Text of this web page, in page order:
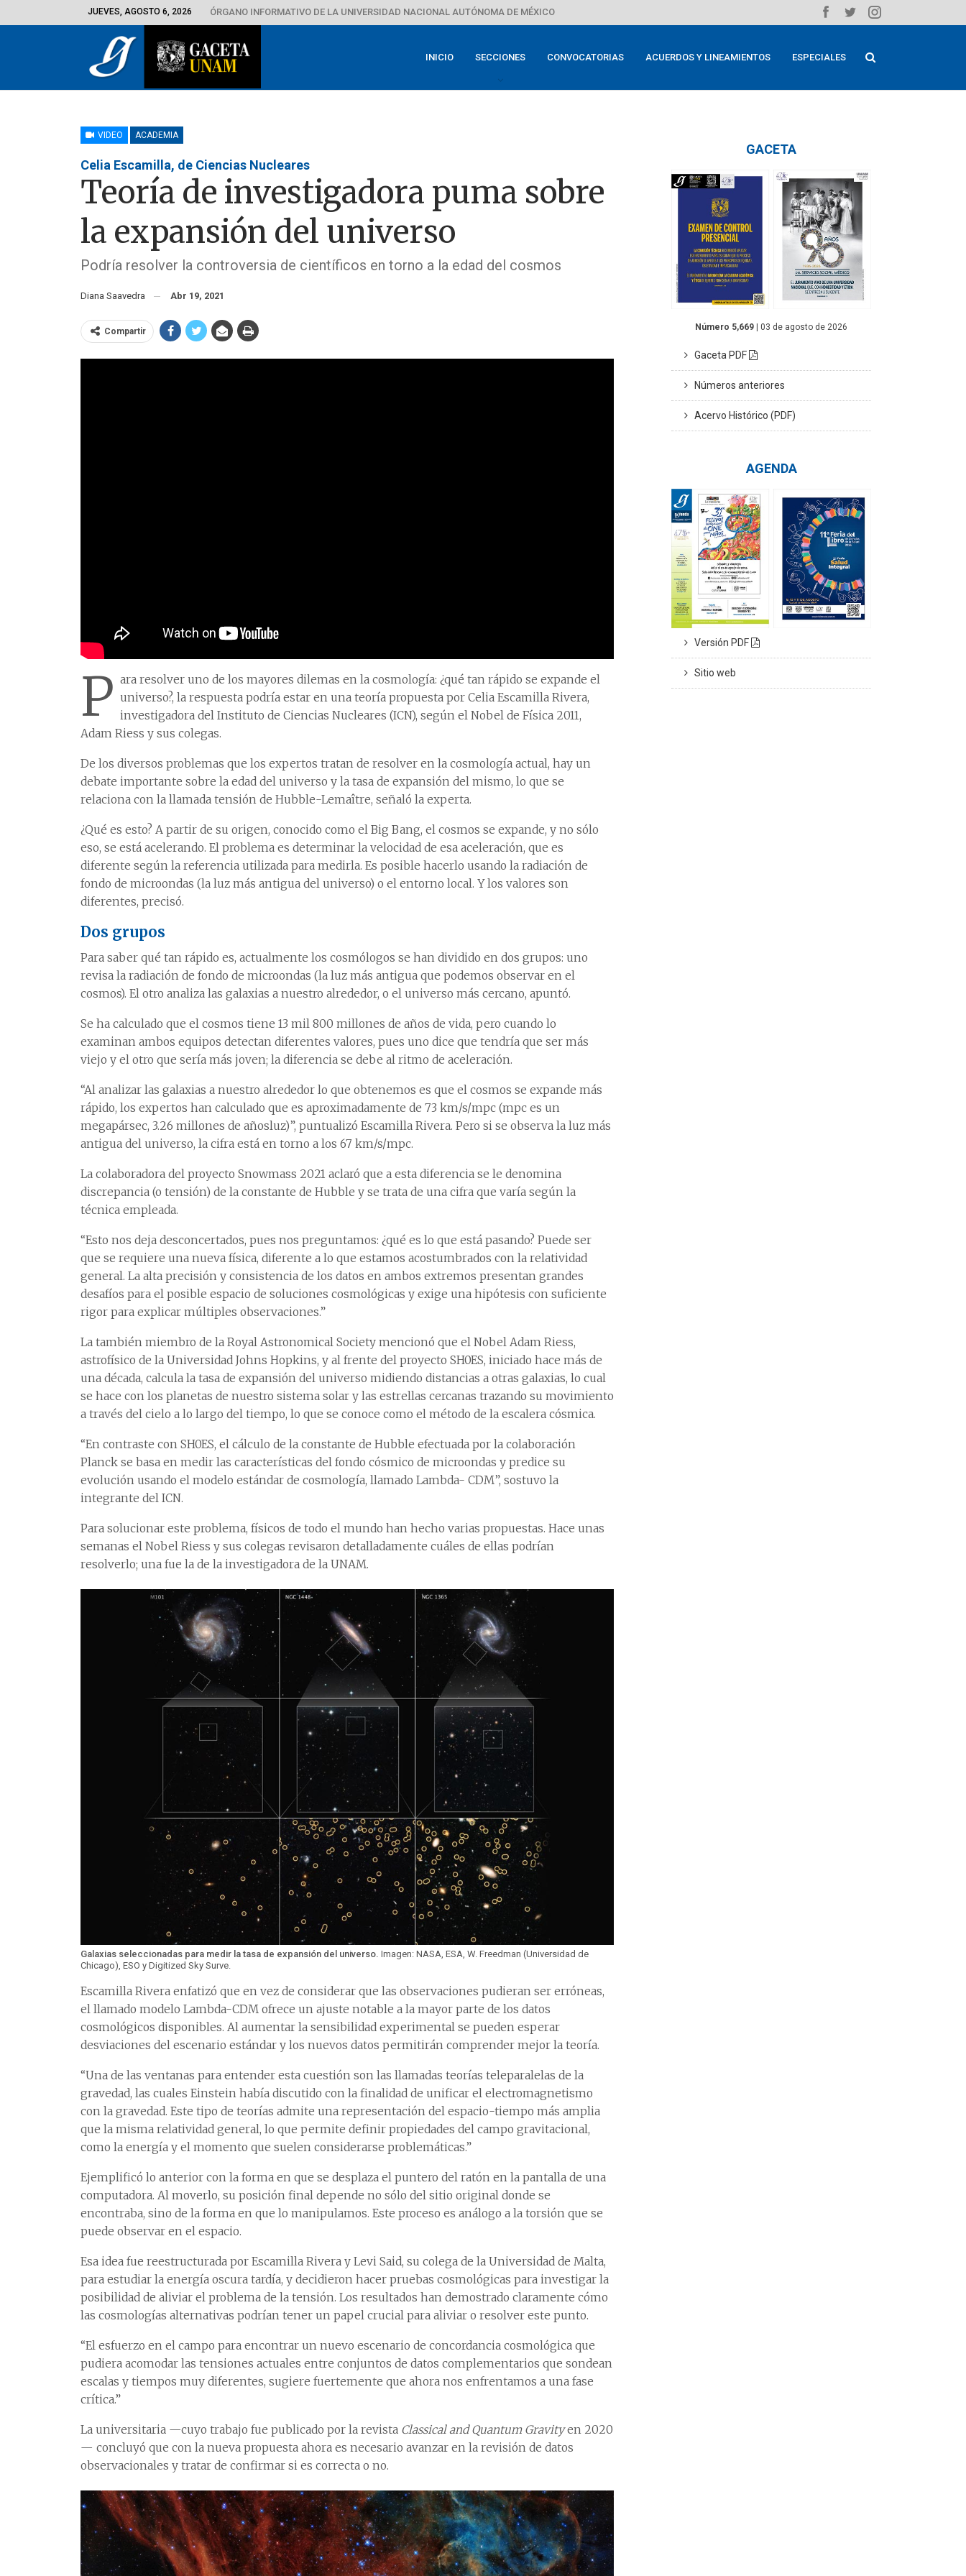
JUEVES, AGOSTO 6, 2026 ÓRGANO INFORMATIVO DE LA UNIVERSIDAD NACIONAL AUTÓNOMA DE MÉXICO
INICIO SECCIONES CONVOCATORIAS ACUERDOS Y LINEAMIENTOS ESPECIALES
VIDEO ACADEMIA
Celia Escamilla, de Ciencias Nucleares
Teoría de investigadora puma sobre
la expansión del universo
Podría resolver la controversia de científicos en torno a la edad del cosmos
Diana Saavedra Abr 19, 2021
Compartir
P ara resolver uno de los mayores dilemas en la cosmología: ¿qué tan rápido se expande el
universo?, la respuesta podría estar en una teoría propuesta por Celia Escamilla Rivera,
investigadora del Instituto de Ciencias Nucleares (ICN), según el Nobel de Física 2011,
Adam Riess y sus colegas.
De los diversos problemas que los expertos tratan de resolver en la cosmología actual, hay un
debate importante sobre la edad del universo y la tasa de expansión del mismo, lo que se
relaciona con la llamada tensión de Hubble-Lemaître, señaló la experta.
¿Qué es esto? A partir de su origen, conocido como el Big Bang, el cosmos se expande, y no sólo
eso, se está acelerando. El problema es determinar la velocidad de esa aceleración, que es
diferente según la referencia utilizada para medirla. Es posible hacerlo usando la radiación de
fondo de microondas (la luz más antigua del universo) o el entorno local. Y los valores son
diferentes, precisó.
Dos grupos
Para saber qué tan rápido es, actualmente los cosmólogos se han dividido en dos grupos: uno
revisa la radiación de fondo de microondas (la luz más antigua que podemos observar en el
cosmos). El otro analiza las galaxias a nuestro alrededor, o el universo más cercano, apuntó.
Se ha calculado que el cosmos tiene 13 mil 800 millones de años de vida, pero cuando lo
examinan ambos equipos detectan diferentes valores, pues uno dice que tendría que ser más
viejo y el otro que sería más joven; la diferencia se debe al ritmo de aceleración.
“Al analizar las galaxias a nuestro alrededor lo que obtenemos es que el cosmos se expande más
rápido, los expertos han calculado que es aproximadamente de 73 km/s/mpc (mpc es un
megapársec, 3.26 millones de añosluz)”, puntualizó Escamilla Rivera. Pero si se observa la luz más
antigua del universo, la cifra está en torno a los 67 km/s/mpc.
La colaboradora del proyecto Snowmass 2021 aclaró que a esta diferencia se le denomina
discrepancia (o tensión) de la constante de Hubble y se trata de una cifra que varía según la
técnica empleada.
“Esto nos deja desconcertados, pues nos preguntamos: ¿qué es lo que está pasando? Puede ser
que se requiere una nueva física, diferente a lo que estamos acostumbrados con la relatividad
general. La alta precisión y consistencia de los datos en ambos extremos presentan grandes
desafíos para el posible espacio de soluciones cosmológicas y exige una hipótesis con suficiente
rigor para explicar múltiples observaciones.”
La también miembro de la Royal Astronomical Society mencionó que el Nobel Adam Riess,
astrofísico de la Universidad Johns Hopkins, y al frente del proyecto SH0ES, iniciado hace más de
una década, calcula la tasa de expansión del universo midiendo distancias a otras galaxias, lo cual
se hace con los planetas de nuestro sistema solar y las estrellas cercanas trazando su movimiento
a través del cielo a lo largo del tiempo, lo que se conoce como el método de la escalera cósmica.
“En contraste con SH0ES, el cálculo de la constante de Hubble efectuada por la colaboración
Planck se basa en medir las características del fondo cósmico de microondas y predice su
evolución usando el modelo estándar de cosmología, llamado Lambda- CDM”, sostuvo la
integrante del ICN.
Para solucionar este problema, físicos de todo el mundo han hecho varias propuestas. Hace unas
semanas el Nobel Riess y sus colegas revisaron detalladamente cuáles de ellas podrían
resolverlo; una fue la de la investigadora de la UNAM.
Galaxias seleccionadas para medir la tasa de expansión del universo. Imagen: NASA, ESA, W. Freedman (Universidad de
Chicago), ESO y Digitized Sky Surve.
Escamilla Rivera enfatizó que en vez de considerar que las observaciones pudieran ser erróneas,
el llamado modelo Lambda-CDM ofrece un ajuste notable a la mayor parte de los datos
cosmológicos disponibles. Al aumentar la sensibilidad experimental se pueden esperar
desviaciones del escenario estándar y los nuevos datos permitirán comprender mejor la teoría.
“Una de las ventanas para entender esta cuestión son las llamadas teorías teleparalelas de la
gravedad, las cuales Einstein había discutido con la finalidad de unificar el electromagnetismo
con la gravedad. Este tipo de teorías admite una representación del espacio-tiempo más amplia
que la misma relatividad general, lo que permite definir propiedades del campo gravitacional,
como la energía y el momento que suelen considerarse problemáticas.”
Ejemplificó lo anterior con la forma en que se desplaza el puntero del ratón en la pantalla de una
computadora. Al moverlo, su posición final depende no sólo del sitio original donde se
encontraba, sino de la forma en que lo manipulamos. Este proceso es análogo a la torsión que se
puede observar en el espacio.
Esa idea fue reestructurada por Escamilla Rivera y Levi Said, su colega de la Universidad de Malta,
para estudiar la energía oscura tardía, y decidieron hacer pruebas cosmológicas para investigar la
posibilidad de aliviar el problema de la tensión. Los resultados han demostrado claramente cómo
las cosmologías alternativas podrían tener un papel crucial para aliviar o resolver este punto.
“El esfuerzo en el campo para encontrar un nuevo escenario de concordancia cosmológica que
pudiera acomodar las tensiones actuales entre conjuntos de datos complementarios que sondean
escalas y tiempos muy diferentes, sugiere fuertemente que ahora nos enfrentamos a una fase
crítica.”
La universitaria —cuyo trabajo fue publicado por la revista Classical and Quantum Gravityen 2020
— concluyó que con la nueva propuesta ahora es necesario avanzar en la revisión de datos
observacionales y tratar de confirmar si es correcta o no.
GACETA
Número 5,669 | 03 de agosto de 2026
Gaceta PDF
Números anteriores
Acervo Histórico (PDF)
AGENDA
Versión PDF
Sitio web